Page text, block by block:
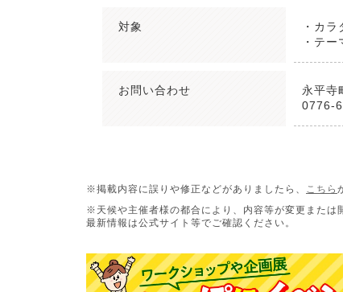
対象
・カ
・テ
お問い合わせ
永平寺
0776-
※掲載内容に誤りや修正などがありましたら、 こちら
※天候や主催者様の都合により、内容等が変更または
最新情報は公式サイト等でご確認ください。